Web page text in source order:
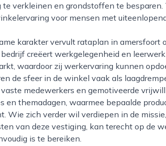
te verkleinen en grondstoffen te
voor mensen met
bedrijf creëert werkgelegenheid en
waardoor zij werkervaring kunnen
de sfeer in de winkel vaak als
medewerkers en gemotiveerde
en themadagen, waarmee bepaalde
Wie zich verder wil verdiepen in de
van deze vestiging, kan terecht op de
is te bereiken.